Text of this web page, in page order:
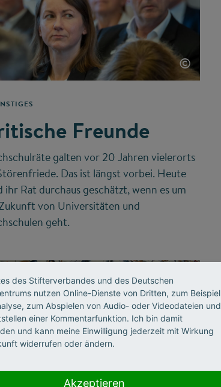
©
Freunde
galten vor 20 Jahren vielerorts
Das ist längst vorbei. Heute
ihr Rat durchaus geschätzt, wenn es um
von Universitäten und
geht.
©
des Stifterverbandes und des Deutschen
nutzen Online-Dienste von Dritten, zum Beispiel
zum Abspielen von Audio- oder Videodateien und
einer Kommentarfunktion. Ich bin damit
und kann meine Einwilligung jederzeit mit Wirkung
widerrufen oder ändern.
Akzeptieren